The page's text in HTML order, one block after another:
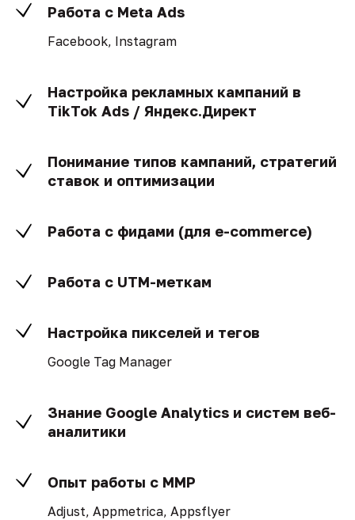
Работа с Meta Ads
Facebook, Instagram
Настройка рекламных кампаний в
TikTok Ads / Яндекс.Директ
Понимание типов кампаний, стратегий
ставок и оптимизации
Работа с фидами (для e-commerce)
Работа с UTM-меткам
Настройка пикселей и тегов
Google Tag Manager
Знание Google Analytics и систем веб-
аналитики
Опыт работы с MMP
Adjust, Appmetrica, Appsflyer